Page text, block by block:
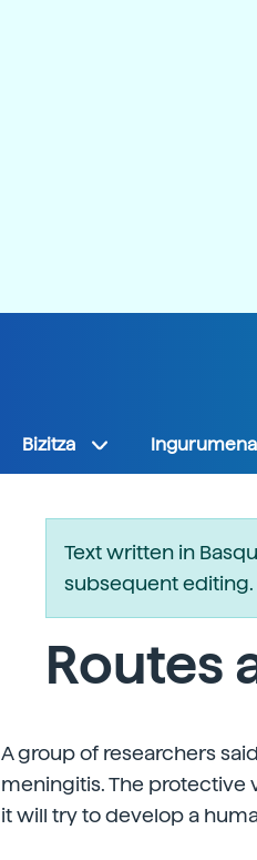
Bizitza Ingurumena
Text written in
subsequent editing.
Routes
A group of researchers
meningitis. The protective
it will try to develop a